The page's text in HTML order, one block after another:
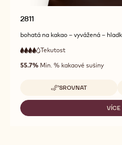
2811
bohatá na kakao – vyvážená –
4
out
Tekutost
tekutost
55.7% Min. % kakaové sušiny
SROVNAT
-
2811
VÍCE
-